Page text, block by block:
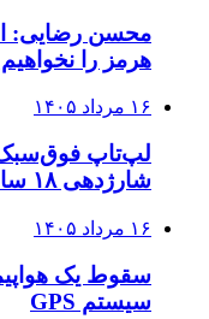
محسن رضایی:
هرمز را نخواهیم
۱۶ مرداد ۱۴۰۵
شارژدهی ۱۸ ساعته رونمایی شد
۱۶ مرداد ۱۴۰۵
سقوط یک
سیستم‌ GPS